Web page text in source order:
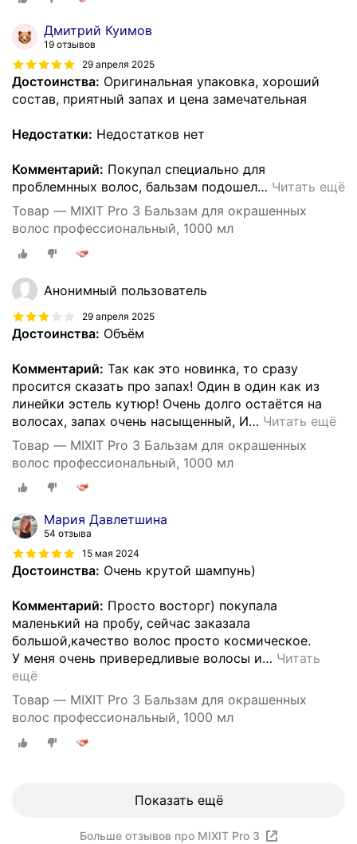
Дмитрий Куимов
19 отзывов
29 апреля 2025
Достоинства: Оригинальная упаковка, хороший
состав, приятный запах и цена замечательная
Недостатки: Недостатков нет
Комментарий: Покупал специально для
проблемнных волос, бальзам подошел… Читать ещё
Товар — MIXIT Pro 3 Бальзам для окрашенных
волос профессиональный, 1000 мл
Анонимный пользователь
29 апреля 2025
Достоинства: Объём
Комментарий: Так как это новинка, то сразу
просится сказать про запах! Один в один как из
линейки эстель кутюр! Очень долго остаётся на
волосах, запах очень насыщенный, И… Читать ещё
Товар — MIXIT Pro 3 Бальзам для окрашенных
волос профессиональный, 1000 мл
Мария Давлетшина
54 отзыва
15 мая 2024
Достоинства: Очень крутой шампунь)
Комментарий: Просто восторг) покупала
маленький на пробу, сейчас заказала
большой,качество волос просто космическое.
У меня очень привередливые волосы и… Читать
ещё
Товар — MIXIT Pro 3 Бальзам для окрашенных
волос профессиональный, 1000 мл
Показать ещё
Больше отзывов про MIXIT Pro 3